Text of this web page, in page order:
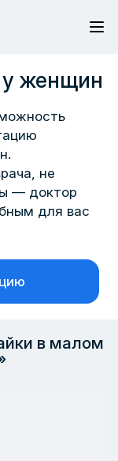
женщин
не
— доктор
для вас
в малом